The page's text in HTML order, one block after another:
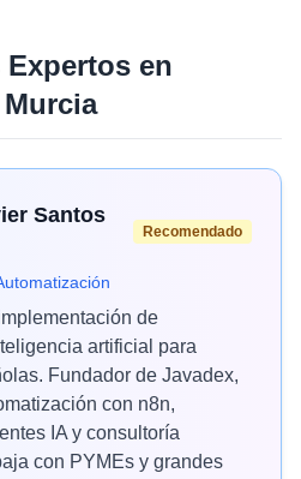
Expertos en
Murcia
Santos
Recomendado
de
artificial para
Fundador de Javadex,
con n8n,
IA y consultoría
con PYMEs y grandes